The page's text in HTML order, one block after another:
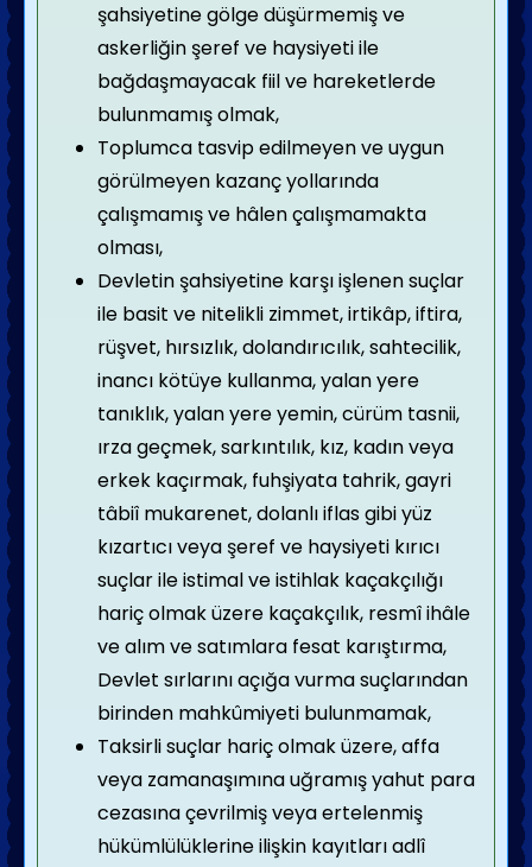
şahsiyetine gölge düşürmemiş ve
askerliğin şeref ve haysiyeti ile
bağdaşmayacak fiil ve hareketlerde
bulunmamış olmak,
Toplumca tasvip edilmeyen ve uygun
görülmeyen kazanç yollarında
çalışmamış ve hâlen çalışmamakta
olması,
Devletin şahsiyetine karşı işlenen suçlar
ile basit ve nitelikli zimmet, irtikâp, iftira,
rüşvet, hırsızlık, dolandırıcılık, sahtecilik,
inancı kötüye kullanma, yalan yere
tanıklık, yalan yere yemin, cürüm tasnii,
ırza geçmek, sarkıntılık, kız, kadın veya
erkek kaçırmak, fuhşiyata tahrik, gayri
tâbiî mukarenet, dolanlı iflas gibi yüz
kızartıcı veya şeref ve haysiyeti kırıcı
suçlar ile istimal ve istihlak kaçakçılığı
hariç olmak üzere kaçakçılık, resmî ihâle
ve alım ve satımlara fesat karıştırma,
Devlet sırlarını açığa vurma suçlarından
birinden mahkûmiyeti bulunmamak,
Taksirli suçlar hariç olmak üzere, affa
veya zamanaşımına uğramış yahut para
cezasına çevrilmiş veya ertelenmiş
hükümlülüklerine ilişkin kayıtları adlî